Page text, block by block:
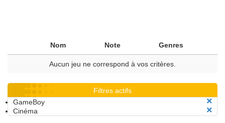
Nom Note Genres
Aucun jeu ne correspond à vos critères.
Filtres actifs
GameBoy
Cinéma